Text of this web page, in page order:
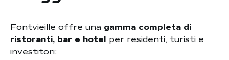
Fontvieille offre una gamma completa di
ristoranti, bar e hotel per residenti, turisti e
investitori: